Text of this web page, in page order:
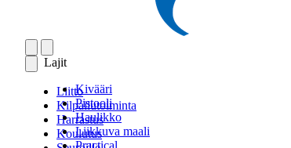
Lajit
Kivääri
Pistooli
Haulikko
Liikkuva maali
Practical
Liitto
Kilpailutoiminta
Harrastus
Koulutus